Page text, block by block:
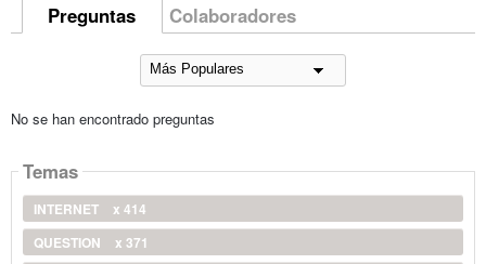
Preguntas Colaboradores
No se han encontrado preguntas
Temas
INTERNET
x 414
QUESTION
x 371